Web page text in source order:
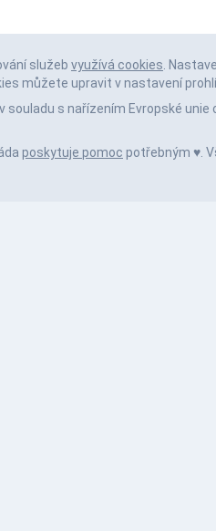
služeb využívá cookies.
můžete upravit v nastavení
souladu s nařízením Evropské unie
poskytuje pomoc potřebným ♥️.